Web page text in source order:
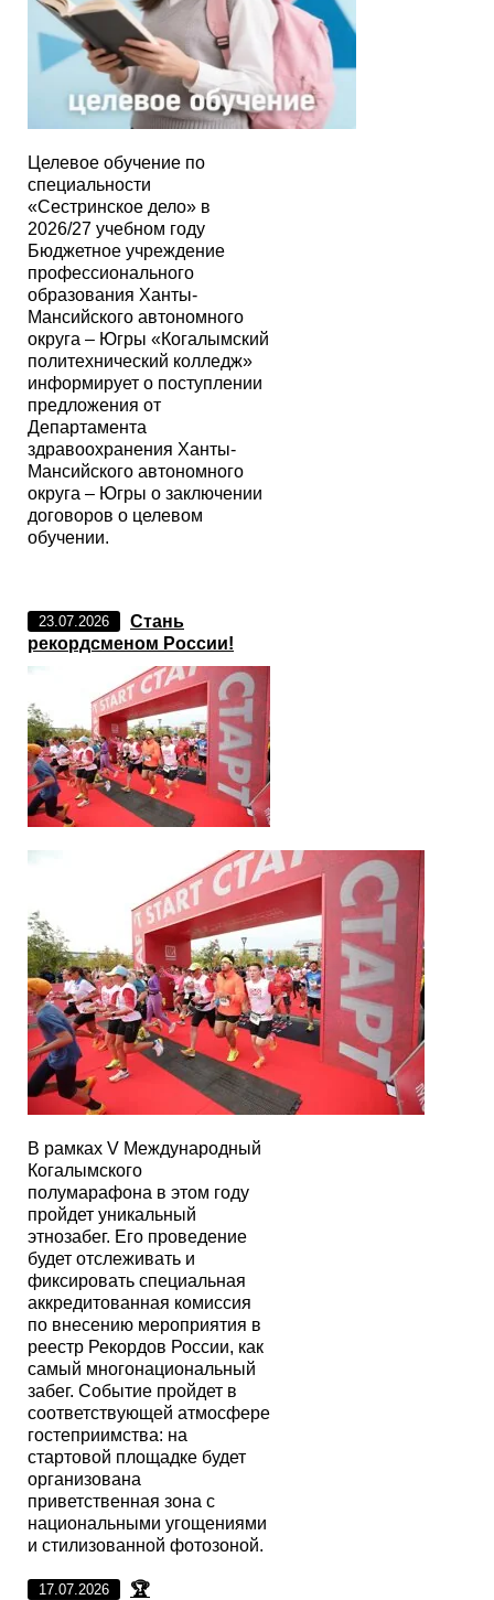
Целевое обучение по
специальности
«Сестринское дело» в
2026/27 учебном году
Бюджетное учреждение
профессионального
образования Ханты-
Мансийского автономного
округа – Югры «Когалымский
политехнический колледж»
информирует о поступлении
предложения от
Департамента
здравоохранения Ханты-
Мансийского автономного
округа – Югры о заключении
договоров о целевом
обучении.
23.07.2026
Стань
рекордсменом России!
В рамках V Международный
Когалымского
полумарафона в этом году
пройдет уникальный
этнозабег. Его проведение
будет отслеживать и
фиксировать специальная
аккредитованная комиссия
по внесению мероприятия в
реестр Рекордов России, как
самый многонациональный
забег. Событие пройдет в
соответствующей атмосфере
гостеприимства: на
стартовой площадке будет
организована
приветственная зона с
национальными угощениями
и стилизованной фотозоной.
17.07.2026
🏆